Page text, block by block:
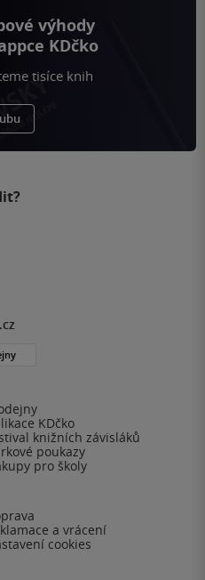
výhody
KDčko
tisíce knih
KDčko
knižních závisláků
poukazy
pro školy
a vrácení
cookies